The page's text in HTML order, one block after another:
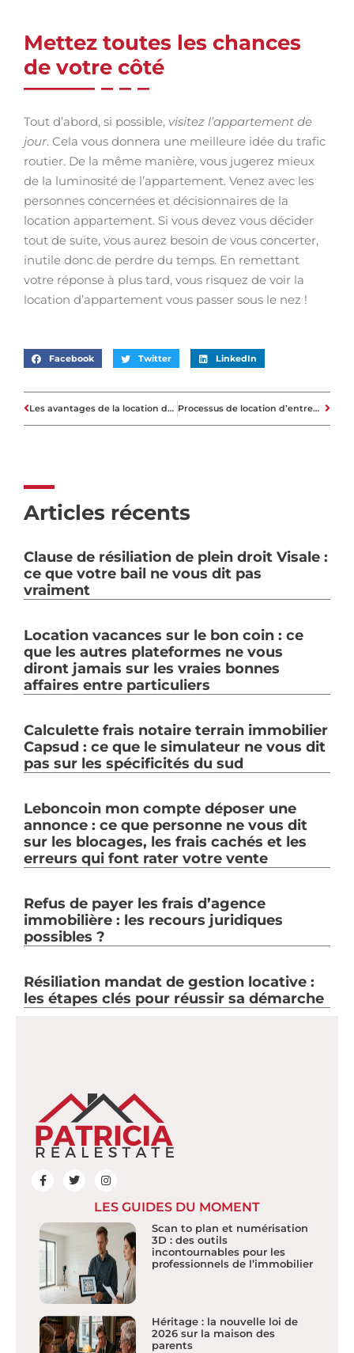
Mettez toutes les chances
de votre côté
Tout d’abord, si possible, visitez l’appartement de
jour. Cela vous donnera une meilleure idée du trafic
routier. De la même manière, vous jugerez mieux
de la luminosité de l’appartement. Venez avec les
personnes concernées et décisionnaires de la
location appartement. Si vous devez vous décider
tout de suite, vous aurez besoin de vous concerter,
inutile donc de perdre du temps. En remettant
votre réponse à plus tard, vous risquez de voir la
location d’appartement vous passer sous le nez !
Facebook Twitter LinkedIn
Les avantages de la location de conteneurs de déménagement Processus de location d’entrepôts – conseils et directives détaillés
Articles récents
Clause de résiliation de plein droit Visale :
ce que votre bail ne vous dit pas
vraiment
Location vacances sur le bon coin : ce
que les autres plateformes ne vous
diront jamais sur les vraies bonnes
affaires entre particuliers
Calculette frais notaire terrain immobilier
Capsud : ce que le simulateur ne vous dit
pas sur les spécificités du sud
Leboncoin mon compte déposer une
annonce : ce que personne ne vous dit
sur les blocages, les frais cachés et les
erreurs qui font rater votre vente
Refus de payer les frais d’agence
immobilière : les recours juridiques
possibles ?
Résiliation mandat de gestion locative :
les étapes clés pour réussir sa démarche
LES GUIDES DU MOMENT
Scan to plan et numérisation
3D : des outils
incontournables pour les
professionnels de l’immobilier
Héritage : la nouvelle loi de
2026 sur la maison des
parents